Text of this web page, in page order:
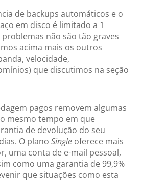
de backups automáticos e o
em disco é limitado a 1
não são tão graves
acima mais os outros
velocidade,
que discutimos na seção
pagos removem algumas
mesmo tempo em que
de devolução do seu
O planoSingle oferece mais
uma conta de e-mail pessoal,
como uma garantia de 99,9%
que situações como esta